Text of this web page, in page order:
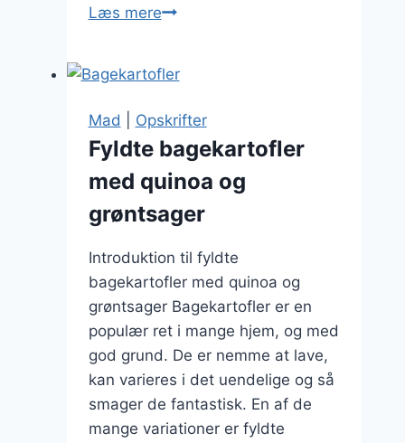
Læs mereBagekartofler
klassisk
og
Mad Opskrifter
Fyldte bagekartofler
med quinoa og
grøntsager
Introduktion til fyldte
bagekartofler med quinoa og
grøntsager Bagekartofler er en
populær ret i mange hjem, og med
god grund. De er nemme at lave,
kan varieres i det uendelige og så
smager de fantastisk. En af de
mange variationer er fyldte